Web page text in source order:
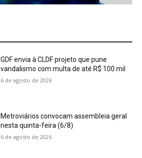
GDF envia à CLDF projeto que pune
vandalismo com multa de até R$ 100 mil
6 de agosto de 2026
Metroviários convocam assembleia geral
nesta quinta-feira (6/8)
6 de agosto de 2026